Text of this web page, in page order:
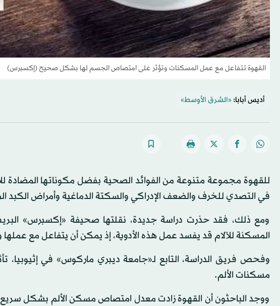
القهوة تتفاعل مع عمل المسكنات وتؤثر على امتصاص الجسم لها بشكل صحيح (إكسبرس)
أديس أبابا: «الشرق الأوسط»
للقهوة مجموعة متنوعة من الفوائد الصحية بفضل مكوناتها المضادة
في التصدي للخرف والضعف الإدراكي والسكتة الدماغية وأمراض الكبد
ومع ذلك، فقد حذرت دراسة جديدة، نقلتها صحيفة «إكسبرس»
المسكنة للآلام قد يفسد عمل هذه الأدوية، إذ يمكن أن يتفاعل مع
وفحص فريق الدراسة، التابع لـ«جامعة ديبري ماركوس» في
مسكنات الألم.
ووجد الباحثون أن القهوة زادت معدل امتصاص مسكن الألم بشكل سريع،